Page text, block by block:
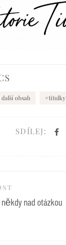
další obsah titulky
SDÍLEJ:
nad otázkou